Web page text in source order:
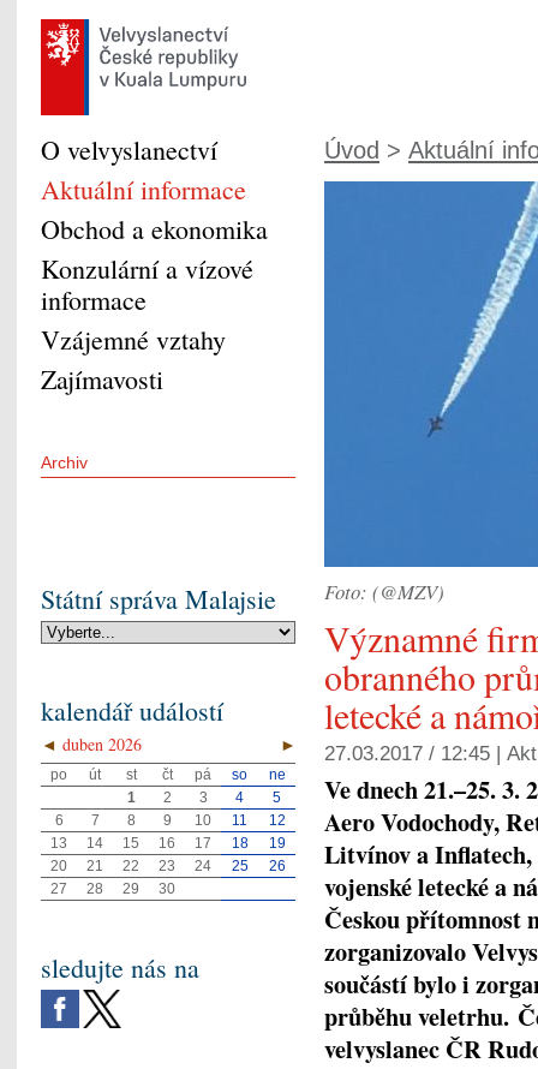
Úvod > Aktuální
Foto: (@MZV)
Významné
obranného
letecké a
27.03.2017 / 12:45 |
Ve dnech 21.–25. 3.
Aero Vodochody,
Litvínov a
vojenské letecké a
Českou přítomnost
zorganizovalo
součástí bylo i
průběhu veletrhu.
velvyslanec ČR
O velvyslanectví
Aktuální informace
Obchod a ekonomika
Konzulární a vízové
informace
Vzájemné vztahy
Zajímavosti
Archiv
Státní správa Malajsie
kalendář událostí
◄ ►
duben 2026
po út st čt pá so
ne
1
2 3 4
5
6
7 8 9 10 11
12
13
14 15 16 17 18
19
20
21 22 23 24 25
26
27
28 29 30
sledujte nás na